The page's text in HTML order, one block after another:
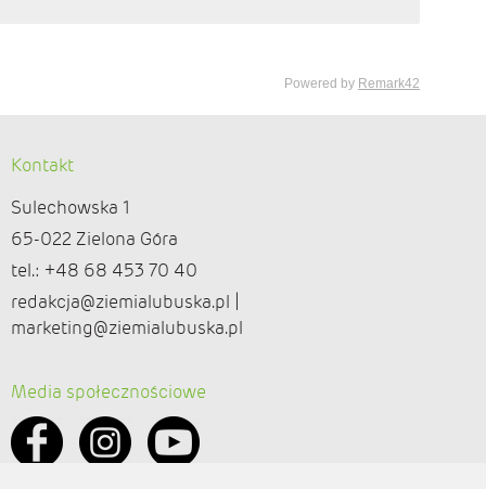
Kontakt
Sulechowska 1
65-022 Zielona Góra
tel.: +48 68 453 70 40
redakcja@ziemialubuska.pl |
marketing@ziemialubuska.pl
Media społecznościowe